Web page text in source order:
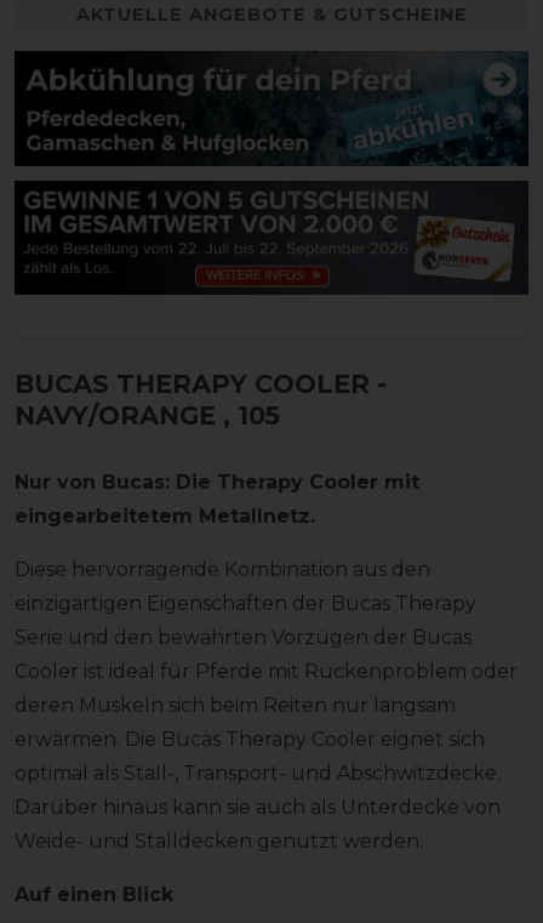
AKTUELLE ANGEBOTE & GUTSCHEINE
BUCAS THERAPY COOLER -
NAVY/ORANGE , 105
Nur von Bucas: Die Therapy Cooler mit
eingearbeitetem Metallnetz.
Diese hervorragende Kombination aus den
einzigartigen Eigenschaften der Bucas Therapy
Serie und den bewährten Vorzügen der Bucas
Cooler ist ideal für Pferde mit Rückenproblem oder
deren Muskeln sich beim Reiten nur langsam
erwärmen. Die Bucas Therapy Cooler eignet sich
optimal als Stall-, Transport- und Abschwitzdecke.
Darüber hinaus kann sie auch als Unterdecke von
Weide- und Stalldecken genutzt werden.
Auf einen Blick